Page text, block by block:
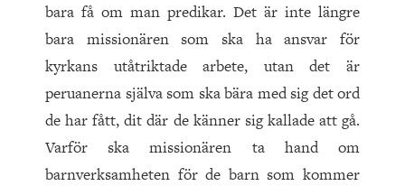
bara få om man predikar. Det är inte längre
bara missionären som ska ha ansvar för
kyrkans utåtriktade arbete, utan det är
peruanerna själva som ska bära med sig det ord
de har fått, dit där de känner sig kallade att gå.
Varför ska missionären ta hand om
barnverksamheten för de barn som kommer